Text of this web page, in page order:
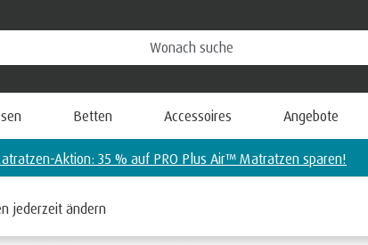
Betten Accessoires Angebote
Matratzen-Aktion: 35 % auf PRO Plus Air™ Matratzen sparen!
jederzeit ändern